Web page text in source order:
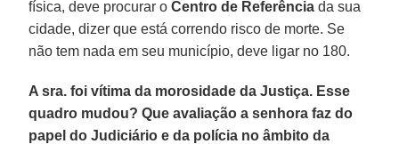
física, deve procurar oCentro de Referência da sua
cidade, dizer que está correndo risco de morte. Se
não tem nada em seu município, deve ligar no 180.
A sra. foi vítima da morosidade da Justiça. Esse
quadro mudou? Que avaliação a senhora faz do
papel do Judiciário e da polícia no âmbito da